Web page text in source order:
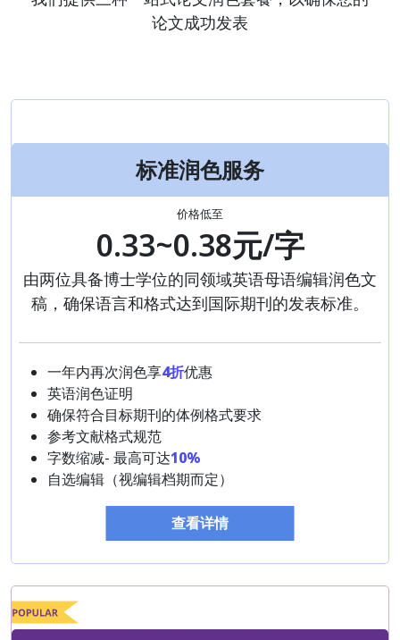
论文成功发表
标准润色服务
价格低至
0.33~0.38元/字
由两位具备博士学位的同领域英语母语编辑润色文
稿，确保语言和格式达到国际期刊的发表标准。
一年内再次润色享4折优惠
英语润色证明
确保符合目标期刊的体例格式要求
参考文献格式规范
字数缩减- 最高可达10%
自选编辑（视编辑档期而定）
查看详情